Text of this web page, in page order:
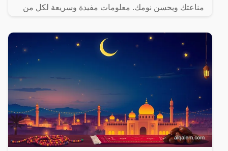
مناعتك ويحسن نومك. معلومات مفيدة وسريعة لكل من